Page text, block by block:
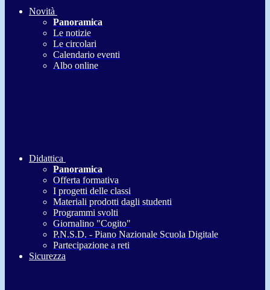
Novità
Panoramica
Le notizie
Le circolari
Calendario eventi
Albo online
Didattica
Panoramica
Offerta formativa
I progetti delle classi
Materiali prodotti dagli studenti
Programmi svolti
Giornalino "Cogito"
P.N.S.D. - Piano Nazionale Scuola Digitale
Partecipazione a reti
Sicurezza